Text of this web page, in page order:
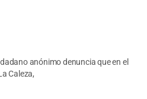
anónimo denuncia que en el
Caleza,